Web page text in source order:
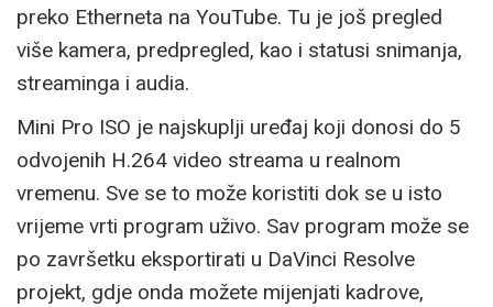
preko Etherneta na YouTube. Tu je još pregled
više kamera, predpregled, kao i statusi snimanja,
streaminga i audia.
Mini Pro ISO je najskuplji uređaj koji donosi do 5
odvojenih H.264 video streama u realnom
vremenu. Sve se to može koristiti dok se u isto
vrijeme vrti program uživo. Sav program može se
po završetku eksportirati u DaVinci Resolve
projekt, gdje onda možete mijenjati kadrove,